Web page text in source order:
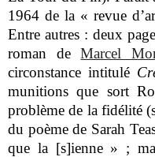
1964 de la « revue
Entre autres : deux
roman deMarcel
circonstance intitulé
munitions que sort
problème de la fidélité
du poème de Sarah
que la [s]ienne » ;